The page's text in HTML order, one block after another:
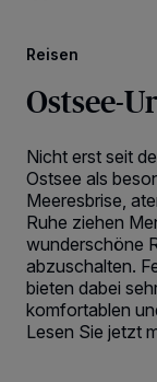
Reisen
Ostsee-
Nicht erst seit
Ostsee als
Meeresbrise,
Ruhe ziehen
wunderschöne
abzuschalten.
bieten dabei
komfortablen
Lesen Sie jetzt